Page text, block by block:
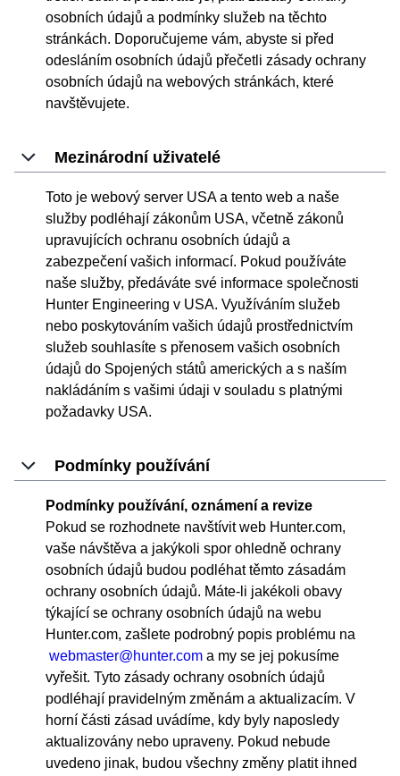
osobních údajů a podmínky služeb na těchto
stránkách. Doporučujeme vám, abyste si před
odesláním osobních údajů přečetli zásady ochrany
osobních údajů na webových stránkách, které
navštěvujete.
Mezinárodní uživatelé
Toto je webový server USA a tento web a naše
služby podléhají zákonům USA, včetně zákonů
upravujících ochranu osobních údajů a
zabezpečení vašich informací. Pokud používáte
naše služby, předáváte své informace společnosti
Hunter Engineering v USA. Využíváním služeb
nebo poskytováním vašich údajů prostřednictvím
služeb souhlasíte s přenosem vašich osobních
údajů do Spojených států amerických a s naším
nakládáním s vašimi údaji v souladu s platnými
požadavky USA.
Podmínky používání
Podmínky používání, oznámení a revize
Pokud se rozhodnete navštívit web Hunter.com,
vaše návštěva a jakýkoli spor ohledně ochrany
osobních údajů budou podléhat těmto zásadám
ochrany osobních údajů. Máte-li jakékoli obavy
týkající se ochrany osobních údajů na webu
Hunter.com, zašlete podrobný popis problému na
webmaster@hunter.com a my se jej pokusíme
vyřešit. Tyto zásady ochrany osobních údajů
podléhají pravidelným změnám a aktualizacím. V
horní části zásad uvádíme, kdy byly naposledy
aktualizovány nebo upraveny. Pokud nebude
uvedeno jinak, budou všechny změny platit ihned